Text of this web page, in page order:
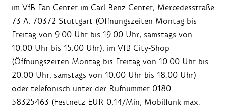
im VfB Fan-Center im Carl Benz Center, Mercedesstraße
73 A, 70372 Stuttgart (Öffnungszeiten Montag bis
Freitag von 9.00 Uhr bis 19.00 Uhr, samstags von
10.00 Uhr bis 15.00 Uhr), im VfB City-Shop
(Öffnungszeiten Montag bis Freitag von 10.00 Uhr bis
20.00 Uhr, samstags von 10.00 Uhr bis 18.00 Uhr)
oder telefonisch unter der Rufnummer 0180 -
58325463 (Festnetz EUR 0,14/Min, Mobilfunk max.